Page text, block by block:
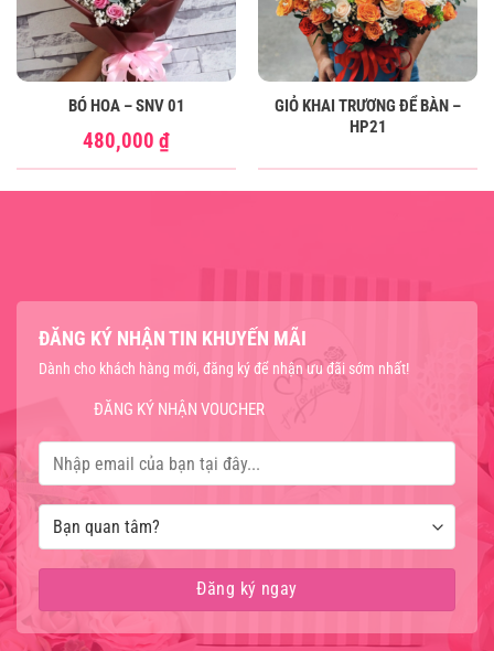
BÓ HOA – SNV 01
480,000 ₫
GIỎ KHAI TRƯƠNG ĐỂ BÀN –
HP21
ĐĂNG KÝ NHẬN TIN KHUYẾN MÃI
Dành cho khách hàng mới, đăng ký để nhận ưu đãi sớm nhất!
ĐĂNG KÝ NHẬN VOUCHER